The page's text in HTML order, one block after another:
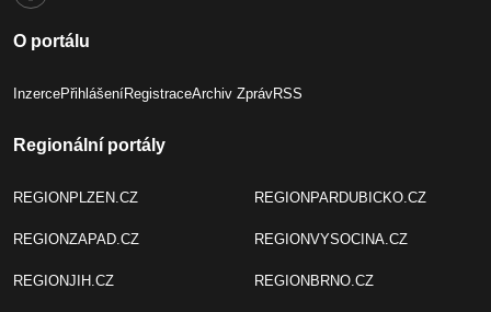
O portálu
InzercePřihlášeníRegistraceArchiv ZprávRSS
Regionální portály
REGIONPLZEN.CZ
REGIONZAPAD.CZ
REGIONJIH.CZ
REGIONPARDUBICKO.CZ
REGIONVYSOCINA.CZ
REGIONBRNO.CZ